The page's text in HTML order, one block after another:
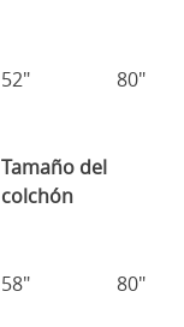
52" 80"
Tamaño del
colchón
58" 80"